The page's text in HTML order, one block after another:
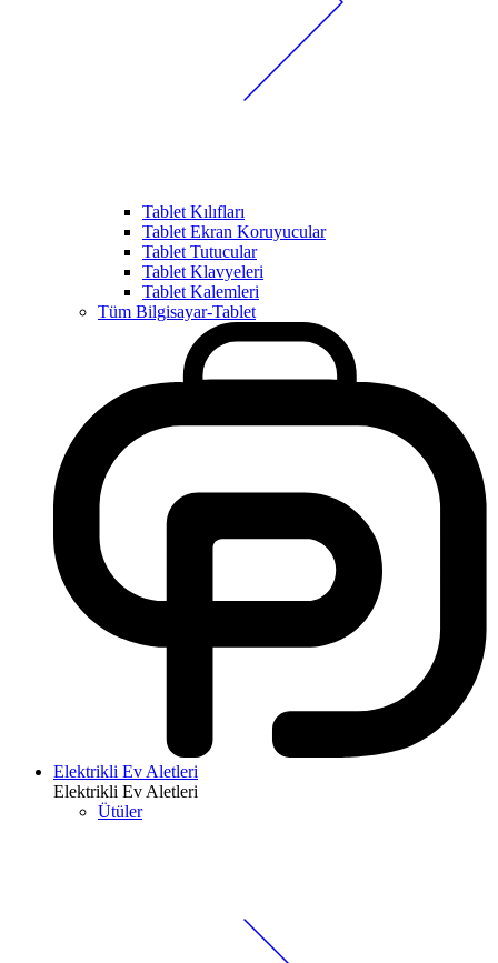
Tablet Kılıfları
Tablet Ekran Koruyucular
Tablet Tutucular
Tablet Klavyeleri
Tablet Kalemleri
Tüm Bilgisayar-Tablet
Elektrikli Ev Aletleri
Elektrikli Ev Aletleri
Ütüler